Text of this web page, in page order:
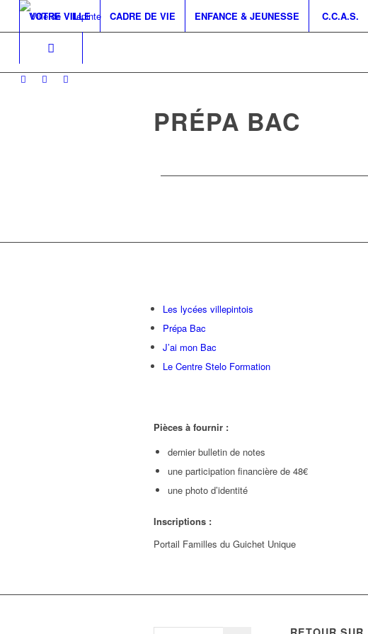
VOTRE VILLE CADRE DE VIE ENFANCE & JEUNESSE C.C.A.S.
PRÉPA BAC
Les lycées villepintois
Prépa Bac
J’ai mon Bac
Le Centre Stelo Formation
Pièces à fournir :
dernier bulletin de notes
une participation financière de 48€
une photo d’identité
Inscriptions :
Portail Familles du Guichet Unique